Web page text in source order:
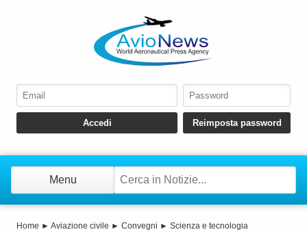
Menu
Home ► Aviazione civile ► Convegni ► Scienza e tecnologia